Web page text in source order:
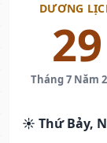
DƯƠNG
29
Tháng 7 Năm
☀️ Thứ Bảy,